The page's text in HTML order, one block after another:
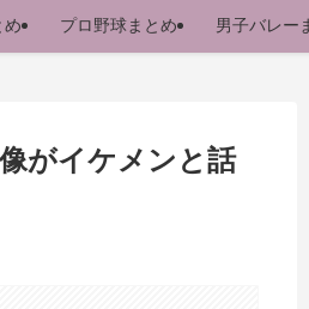
め プロ野球まとめ 男子バレー
がイケメンと話